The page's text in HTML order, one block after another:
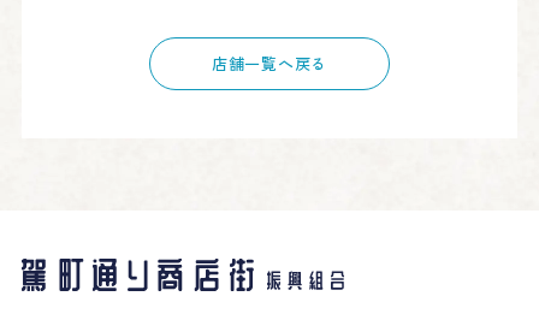
店舗一覧へ戻る